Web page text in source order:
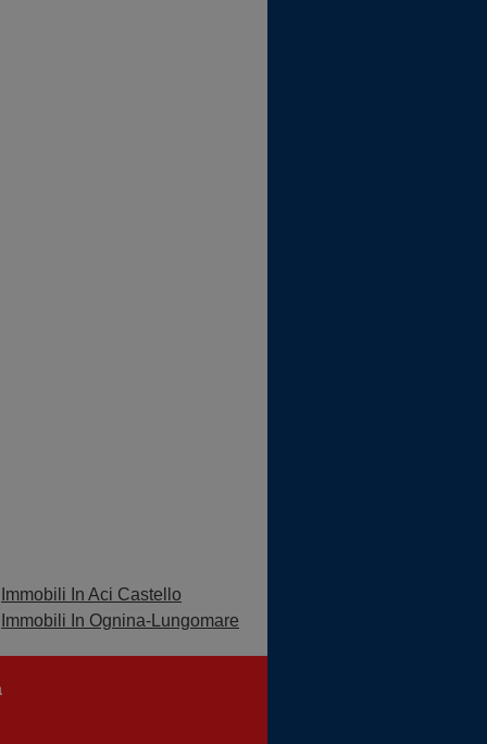
Immobili In Aci Castello
Immobili In Ognina-Lungomare